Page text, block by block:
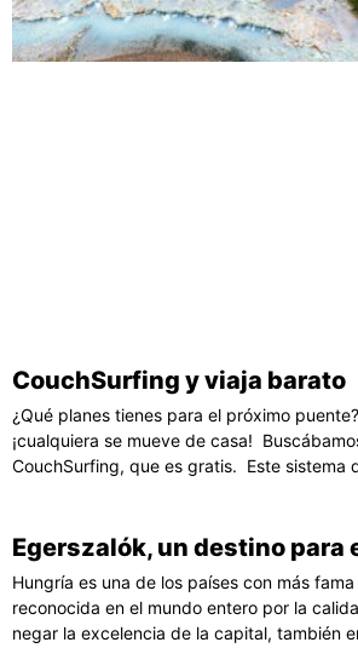
CouchSurfing y viaja barato
¿Qué planes tienes para el próximo
¡cualquiera se mueve de casa!
CouchSurfing, que es gratis. Este sistema
Egerszalók, un destino
Hungría es una de los países con más
reconocida en el mundo entero por la
negar la excelencia de la capital, también